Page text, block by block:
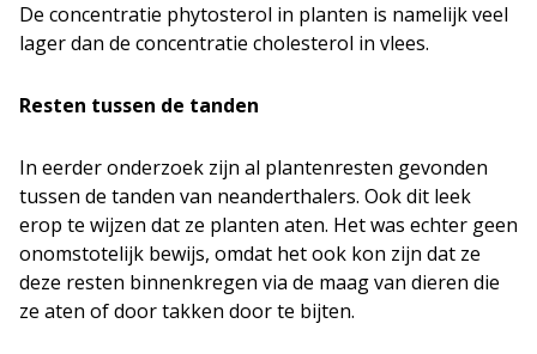
De concentratie phytosterol in planten is namelijk veel
lager dan de concentratie cholesterol in vlees.
Resten tussen de tanden
In eerder onderzoek zijn al plantenresten gevonden
tussen de tanden van neanderthalers. Ook dit leek
erop te wijzen dat ze planten aten. Het was echter geen
onomstotelijk bewijs, omdat het ook kon zijn dat ze
deze resten binnenkregen via de maag van dieren die
ze aten of door takken door te bijten.